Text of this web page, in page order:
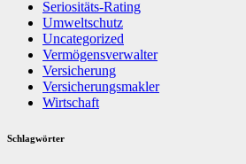
Seriositäts-Rating
Umweltschutz
Uncategorized
Vermögensverwalter
Versicherung
Versicherungsmakler
Wirtschaft
Schlagwörter